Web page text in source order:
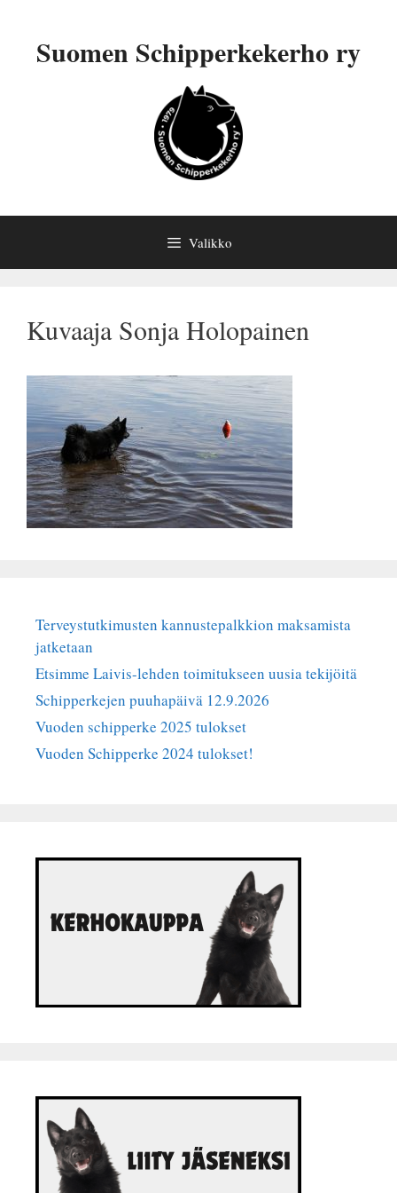
Suomen Schipperkekerho ry
Valikko
Kuvaaja Sonja Holopainen
Terveystutkimusten kannustepalkkion maksamista
jatketaan
Etsimme Laivis-lehden toimitukseen uusia tekijöitä
Schipperkejen puuhapäivä 12.9.2026
Vuoden schipperke 2025 tulokset
Vuoden Schipperke 2024 tulokset!